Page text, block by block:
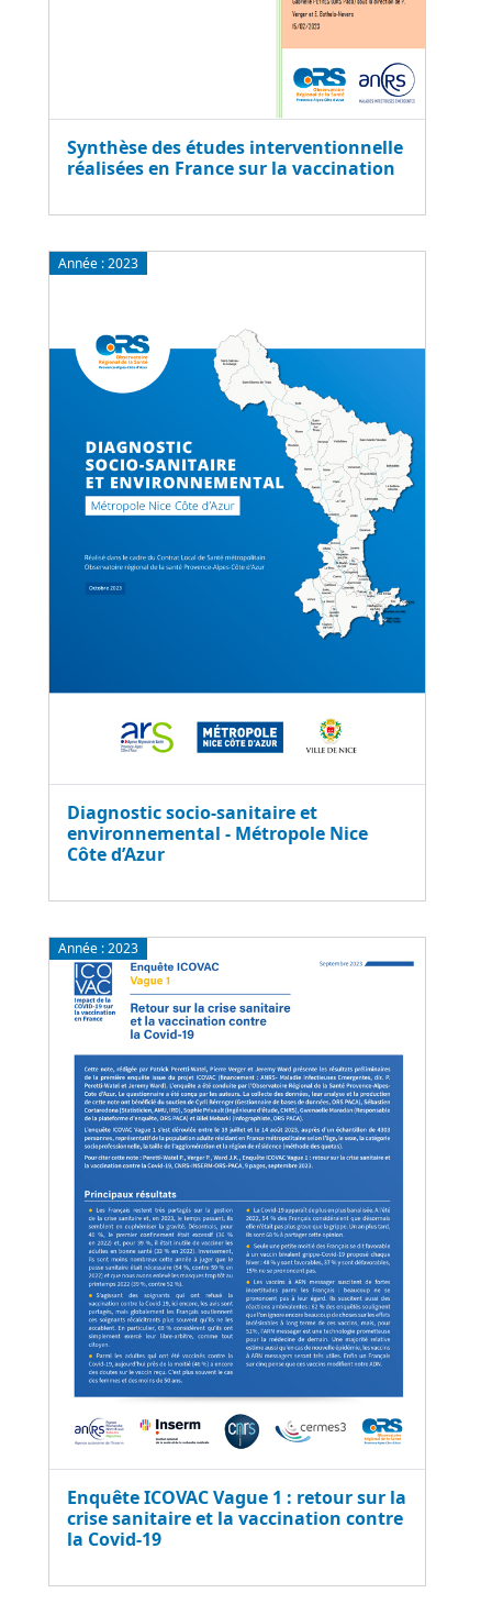
Synthèse des études interventionnelle
réalisées en France sur la vaccination
Année :2023
Diagnostic socio-sanitaire et
environnemental - Métropole Nice
Côte d’Azur
Année :2023
Enquête ICOVAC Vague 1 : retour sur la
crise sanitaire et la vaccination contre
la Covid-19